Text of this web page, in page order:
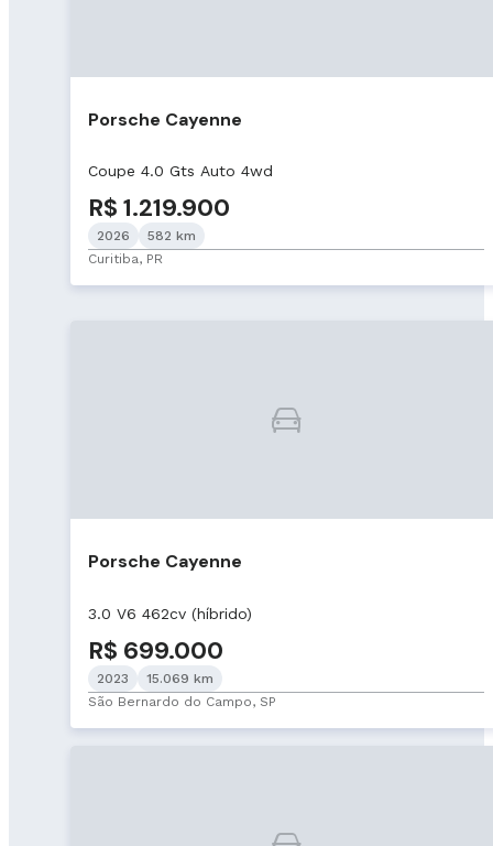
Porsche Cayenne
Coupe 4.0 Gts Auto 4wd
R$ 1.219.900
2026
582 km
Curitiba, PR
Porsche Cayenne
3.0 V6 462cv (híbrido)
R$ 699.000
2023
15.069 km
São Bernardo do Campo, SP